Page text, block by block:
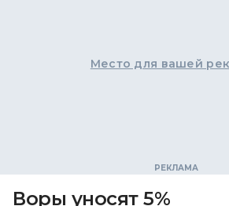
Место для вашей
Воры уносят 5%